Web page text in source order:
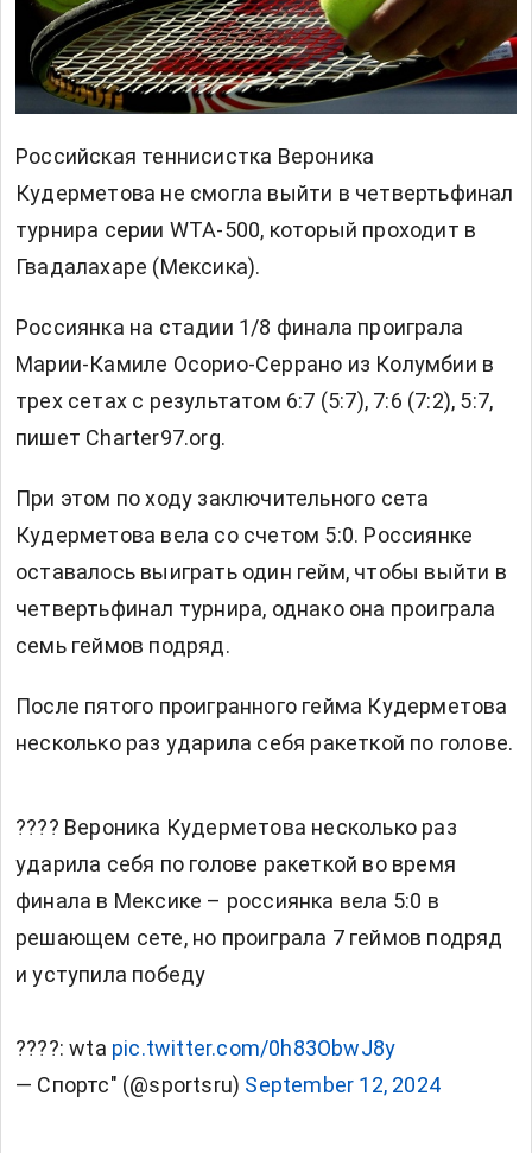
Российская теннисистка Вероника
Кудерметова не смогла выйти в четвертьфинал
турнира серии WTA-500, который проходит в
Гвадалахаре (Мексика).
Россиянка на стадии 1/8 финала проиграла
Марии-Камиле Осорио-Серрано из Колумбии в
трех сетах с результатом 6:7 (5:7), 7:6 (7:2), 5:7,
пишет Charter97.org.
При этом по ходу заключительного сета
Кудерметова вела со счетом 5:0. Россиянке
оставалось выиграть один гейм, чтобы выйти в
четвертьфинал турнира, однако она проиграла
семь геймов подряд.
После пятого проигранного гейма Кудерметова
несколько раз ударила себя ракеткой по голове.
???? Вероника Кудерметова несколько раз
ударила себя по голове ракеткой во время
финала в Мексике – россиянка вела 5:0 в
решающем сете, но проиграла 7 геймов подряд
и уступила победу
????: wta pic.twitter.com/0h83ObwJ8y
— Спортс" (@sportsru) September 12, 2024